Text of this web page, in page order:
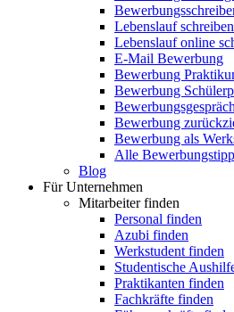
Lebenslauf schreiben
Lebenslauf online
E-Mail Bewerbung
Bewerbung
Bewerbung
Bewerbungsgespräch
Bewerbung
Bewerbung als
Alle
Blog
Für Unternehmen
Mitarbeiter finden
Personal finden
Azubi finden
Werkstudent finden
Studentische
Praktikanten finden
Fachkräfte finden